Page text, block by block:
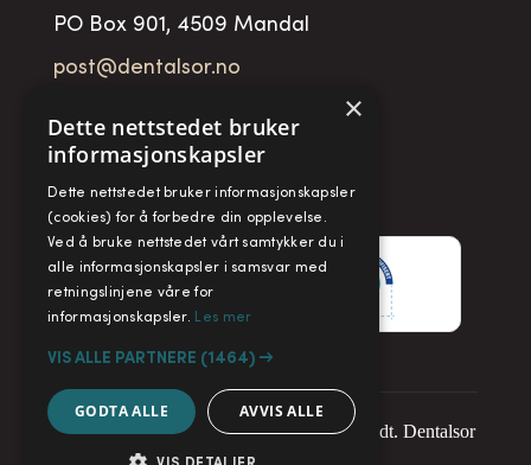
PO Box 901, 4509 Mandal
post@dentalsor.no
Telefon: +47 38 27 88 88
Fax: + 47 38 27 88 89
Copyright © 2025. Alle rettigheter forbeholdt. Dentalsor
×
Dette nettstedet bruker
informasjonskapsler
Dette nettstedet bruker informasjonskapsler
(cookies) for å forbedre din opplevelse.
Ved å bruke nettstedet vårt samtykker du i
alle informasjonskapsler i samsvar med
retningslinjene våre for
informasjonskapsler. Les mer
VIS ALLE PARTNERE (1464) →
GODTA ALLE AVVIS ALLE